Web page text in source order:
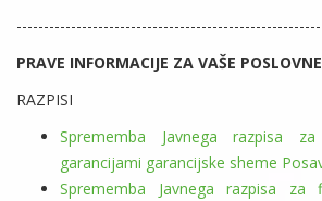
PRAVE INFORMACIJE ZA VAŠE
RAZPISI
Sprememba Javnega razpisa
garancijami garancijske sheme
Sprememba Javnega razpisa za